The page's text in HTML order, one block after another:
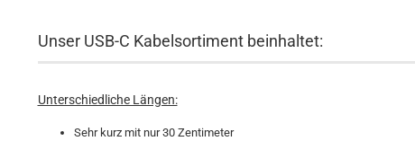
Unser USB-C Kabelsortiment beinhaltet:
Unterschiedliche Längen:
Sehr kurz mit nur 30 Zentimeter